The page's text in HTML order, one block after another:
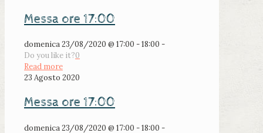
Messa ore 17:00
domenica 23/08/2020 @ 17:00 - 18:00 -
Do you like it?0
Read more
23 Agosto 2020
Messa ore 17:00
domenica 23/08/2020 @ 17:00 - 18:00 -